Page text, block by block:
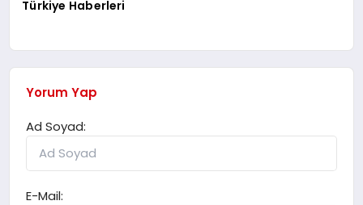
Türkiye Haberleri
Yorum Yap
Ad Soyad:
E-Mail: